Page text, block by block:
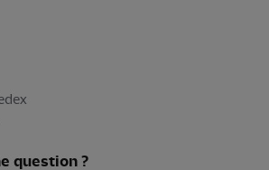
question ?